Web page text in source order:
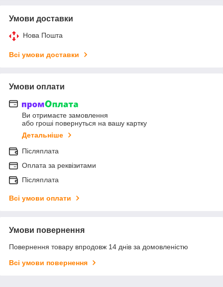
Умови доставки
Нова Пошта
Всі умови доставки
Умови оплати
Ви отримаєте замовлення
або гроші повернуться на вашу картку
Детальніше
Післяплата
Оплата за реквізитами
Післяплата
Всі умови оплати
Умови повернення
Повернення товару впродовж 14 днів за домовленістю
Всі умови повернення